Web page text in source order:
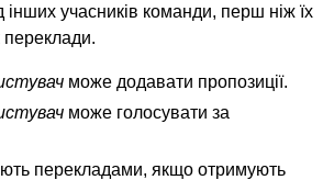
інших учасників команди, перш ніж їх
переклади.
може додавати пропозиції.
може голосувати за
перекладами, якщо отримують